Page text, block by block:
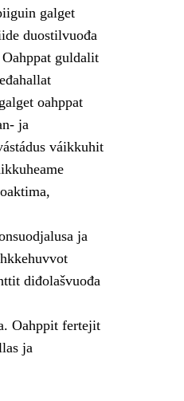
galget
duostilvuođa
guldalit
oahppat
ja
váikkuhit
ja
diđolašvuođa
Oahppit fertejit
ja